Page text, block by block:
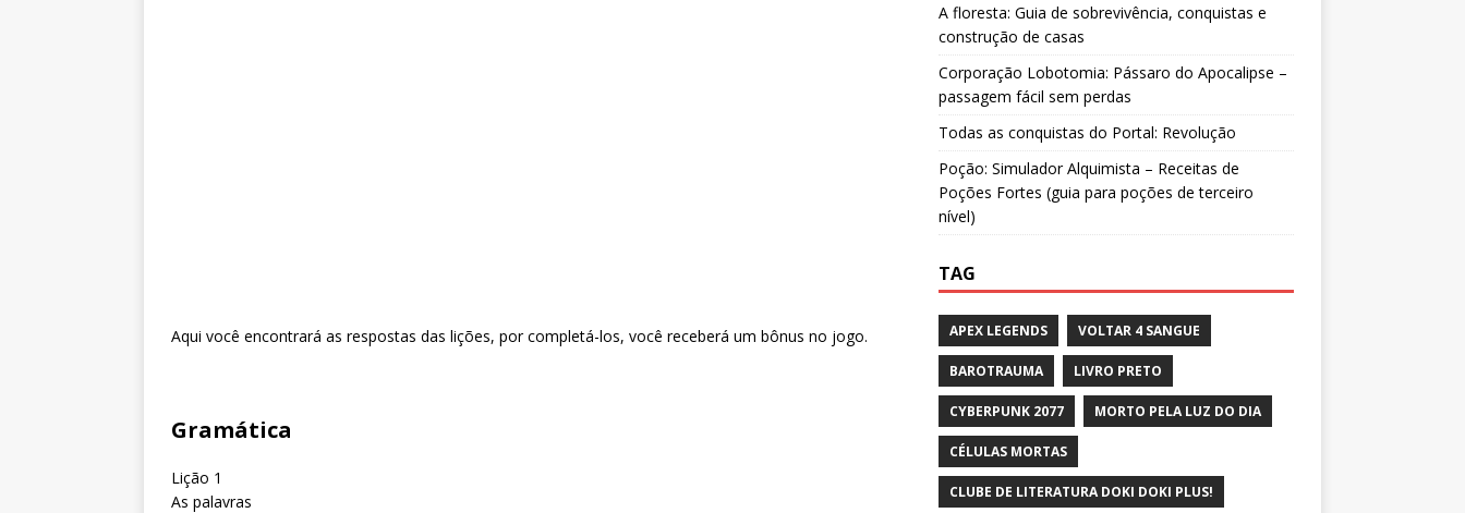
Aqui você encontrará as respostas das lições, por completá-los, você receberá um bônus no jogo.
Gramática
Lição 1
As palavras
A floresta: Guia de sobrevivência, conquistas e
construção de casas
Corporação Lobotomia: Pássaro do Apocalipse –
passagem fácil sem perdas
Todas as conquistas do Portal: Revolução
Poção: Simulador Alquimista – Receitas de
Poções Fortes (guia para poções de terceiro
nível)
TAG
APEX LEGENDS VOLTAR 4 SANGUE
BAROTRAUMA LIVRO PRETO
CYBERPUNK 2077 MORTO PELA LUZ DO DIA
CÉLULAS MORTAS
CLUBE DE LITERATURA DOKI DOKI PLUS!